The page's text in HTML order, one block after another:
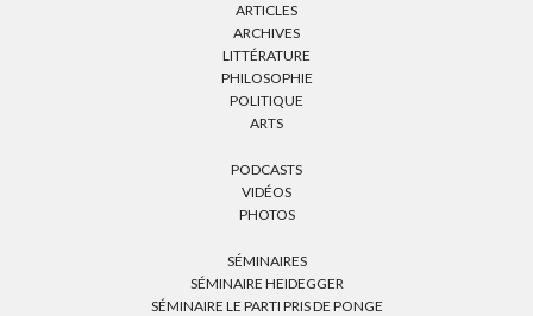
ARTICLES
ARCHIVES
LITTÉRATURE
PHILOSOPHIE
POLITIQUE
ARTS
PODCASTS
VIDÉOS
PHOTOS
SÉMINAIRES
SÉMINAIRE HEIDEGGER
SÉMINAIRE LE PARTI PRIS DE PONGE